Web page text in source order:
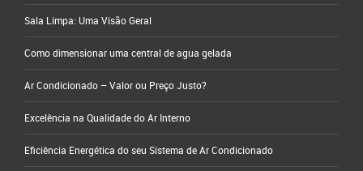
Sala Limpa: Uma Visão Geral
Como dimensionar uma central de agua gelada
Ar Condicionado – Valor ou Preço Justo?
Excelência na Qualidade do Ar Interno
Eficiência Energética do seu Sistema de Ar Condicionado